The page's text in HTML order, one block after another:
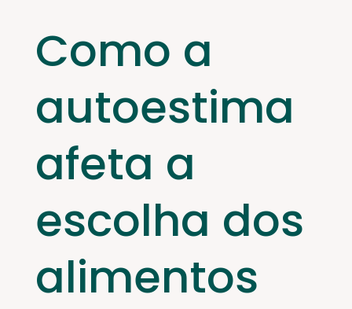
Como a
autoestima
afeta a
escolha dos
alimentos